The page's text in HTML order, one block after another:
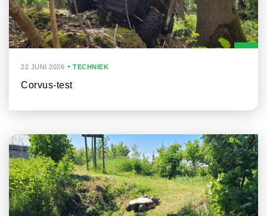
22 JUNI 2026 TECHNIEK
Corvus-test